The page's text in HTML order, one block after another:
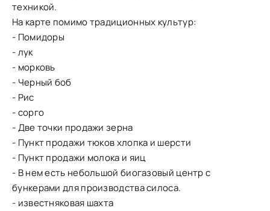
техникой.
На карте помимо традиционных культур:
- Помидоры
- лук
- морковь
- Черный боб
- Рис
- сорго
- Две точки продажи зерна
- Пункт продажи тюков хлопка и шерсти
- Пункт продажи молока и яиц
- В нем есть небольшой биогазовый центр с
бункерами для производства силоса.
- известняковая шахта